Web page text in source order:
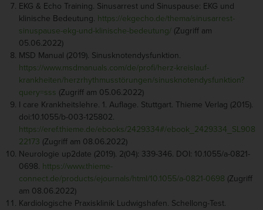
EKG & Echo Training. Sinusarrest und Sinuspause: EKG und
klinische Bedeutung. https://ekgecho.de/thema/sinusarrest-
sinuspause-ekg-und-klinische-bedeutung/ (Zugriff am
05.06.2022)
MSD Manual (2019). Sinusknotendysfunktion.
https://www.msdmanuals.com/de/profi/herz-kreislauf-
krankheiten/herzrhythmusstörungen/sinusknotendysfunktion?
query=sss (Zugriff am 05.06.2022)
I care Krankheitslehre. 1. Auflage. Stuttgart. Thieme Verlag (2015).
doi:10.1055/b-003-125802.
https://eref.thieme.de/ebooks/2429334#/ebook_2429334_SL908
22173 (Zugriff am 08.06.2022)
Neurologie up2date (2019). 2(04): 339-346. DOI: 10.1055/a-0821-
0698. https://www.thieme-
connect.de/products/ejournals/html/10.1055/a-0821-0698 (Zugriff
am 08.06.2022)
Kardiologische Praxisklinik Ludwigshafen. Schellong-Test.